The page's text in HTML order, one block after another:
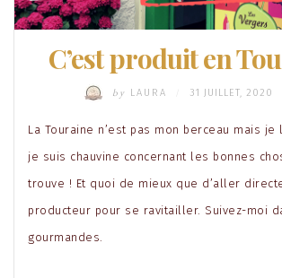
C’est produit en
by LAURA 31 JUILLET, 2020
La Touraine n’est pas mon berceau mais je
je suis chauvine concernant les bonnes
trouve ! Et quoi de mieux que d’aller
producteur pour se ravitailler. Suivez-moi
gourmandes.